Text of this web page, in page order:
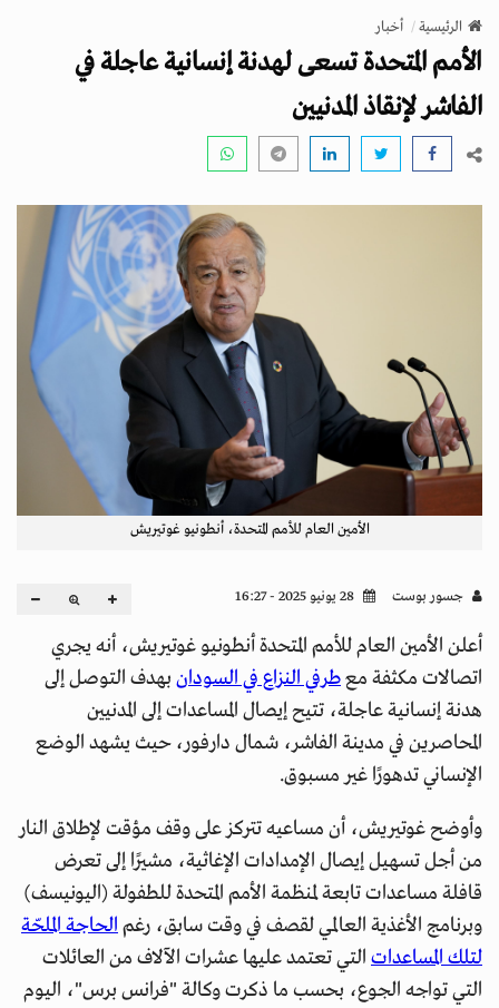
v
g
a
n
الرئيسية أخبار
الأمم المتحدة تسعى لهدنة إنسانية عاجلة في
الفاشر لإنقاذ المدنيين
الأمين العام للأمم المتحدة، أنطونيو غوتيريش
جسور بوست
أعلن الأمين العام للأمم المتحدة أنطونيو غوتيريش، أنه يجري
اتصالات مكثفة معطرفي النزاع في السودان بهدف التوصل إلى
هدنة إنسانية عاجلة، تتيح إيصال المساعدات إلى المدنيين
المحاصرين في مدينة الفاشر، شمال دارفور، حيث يشهد الوضع
الإنساني تدهورًا غير مسبوق.
وأوضح غوتيريش، أن مساعيه تتركز على وقف مؤقت لإطلاق النار
من أجل تسهيل إيصال الإمدادات الإغاثية، مشيرًا إلى تعرض
قافلة مساعدات تابعة لمنظمة الأمم المتحدة للطفولة (اليونيسف)
وبرنامج الأغذية العالمي لقصف في وقت سابق، رغمالحاجة الملحّة
لتلك المساعدات التي تعتمد عليها عشرات الآلاف من العائلات
التي تواجه الجوع، بحسب ما ذكرت وكالة "فرانس برس"، اليوم